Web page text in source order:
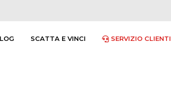
SCATTA E VINCI
SERVIZIO CLIENTI